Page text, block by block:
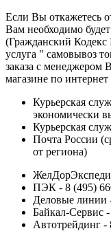
Если Вы откажетесь
Вам необходимо
(Гражданский Кодекс
услуга " самовывоз
заказа с менеджером
магазине по интернет
Курьерская
экономически
Курьерская
Почта России
от региона)
ПЭК - 8 (495)
Деловые линии
Байкал-Сервис
Автотрейдинг -